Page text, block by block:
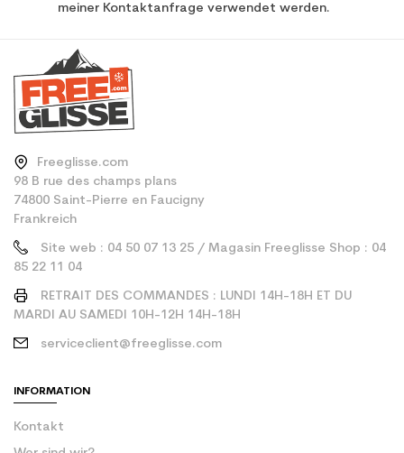
meiner Kontaktanfrage verwendet werden.
Freeglisse.com
98 B rue des champs plans
74800 Saint-Pierre en Faucigny
Frankreich
Site web : 04 50 07 13 25 / Magasin Freeglisse Shop : 04
85 22 11 04
RETRAIT DES COMMANDES : LUNDI 14H-18H ET DU
MARDI AU SAMEDI 10H-12H 14H-18H
serviceclient@freeglisse.com
INFORMATION
Kontakt